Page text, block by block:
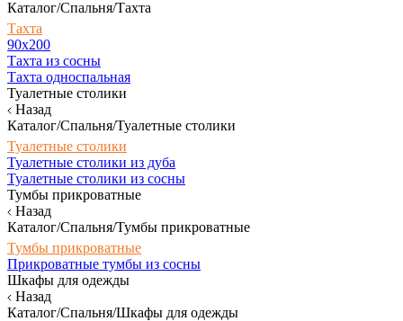
Каталог/Спальня/Тахта
Тахта
90х200
Тахта из сосны
Тахта односпальная
Туалетные столики
Назад
Каталог/Спальня/Туалетные столики
Туалетные столики
Туалетные столики из дуба
Туалетные столики из сосны
Тумбы прикроватные
Назад
Каталог/Спальня/Тумбы прикроватные
Тумбы прикроватные
Прикроватные тумбы из сосны
Шкафы для одежды
Назад
Каталог/Спальня/Шкафы для одежды